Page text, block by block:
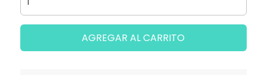
AGREGAR AL CARRITO